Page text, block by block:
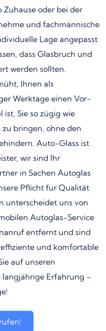
Zuhause oder bei der
und fachmännische
Lage angepasst
dass Glasbruch und
werden sollten.
Ihnen als
Werktage einen Vor-
Sie so zügig wie
bringen, ohne den
Auto-Glass ist
wir sind Ihr
in Sachen Autoglas
Pflicht für Qualität
unterscheidet uns von
Autoglas-Service
entfernt und sind
und komfortable
auf unseren
langjährige Erfahrung –